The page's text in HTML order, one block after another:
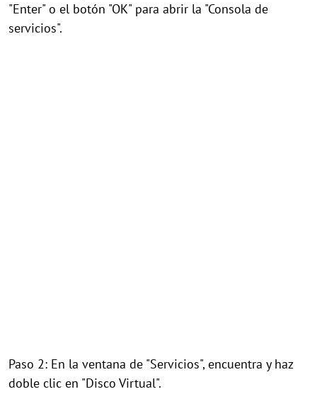
"Enter" o el botón "OK" para abrir la "Consola de
servicios".
Paso 2: En la ventana de "Servicios", encuentra y haz
doble clic en "Disco Virtual".